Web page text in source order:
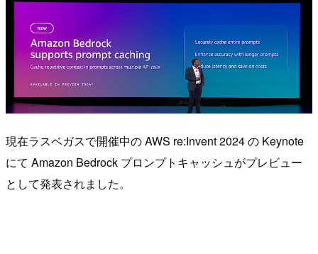
現在ラスベガスで開催中の AWS re:Invent 2024 の Keynote
にて Amazon Bedrock プロンプトキャッシュがプレビュー
として発表されました。